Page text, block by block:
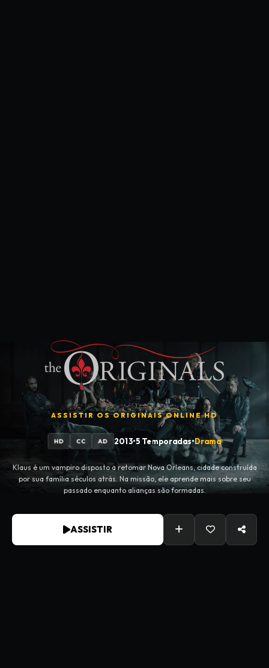
ASSISTIR OS ORIGINAISONLINE HD
HD CC AD 2013•5 Temporadas•Drama
Klaus é um vampiro disposto a retomar Nova Orleans, cidade construída
por sua família séculos atrás. Na missão, ele aprende mais sobre seu
passado enquanto alianças são formadas.
ASSISTIR